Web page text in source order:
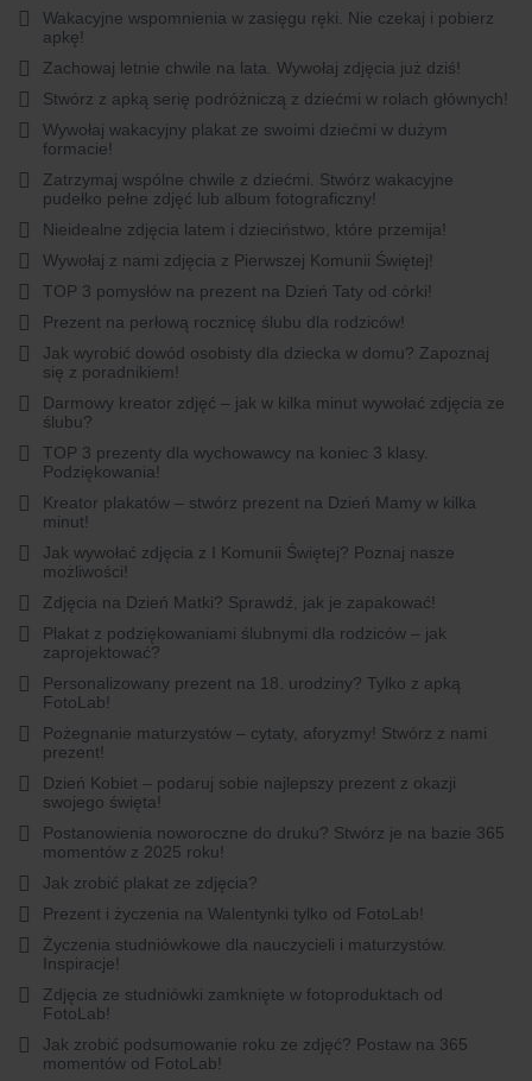
Wakacyjne wspomnienia w zasięgu ręki. Nie czekaj i pobierz
apkę!
Zachowaj letnie chwile na lata. Wywołaj zdjęcia już dziś!
Stwórz z apką serię podróżniczą z dziećmi w rolach głównych!
Wywołaj wakacyjny plakat ze swoimi dziećmi w dużym
formacie!
Zatrzymaj wspólne chwile z dziećmi. Stwórz wakacyjne
pudełko pełne zdjęć lub album fotograficzny!
Nieidealne zdjęcia latem i dzieciństwo, które przemija!
Wywołaj z nami zdjęcia z Pierwszej Komunii Świętej!
TOP 3 pomysłów na prezent na Dzień Taty od córki!
Prezent na perłową rocznicę ślubu dla rodziców!
Jak wyrobić dowód osobisty dla dziecka w domu? Zapoznaj
się z poradnikiem!
Darmowy kreator zdjęć – jak w kilka minut wywołać zdjęcia ze
ślubu?
TOP 3 prezenty dla wychowawcy na koniec 3 klasy.
Podziękowania!
Kreator plakatów – stwórz prezent na Dzień Mamy w kilka
minut!
Jak wywołać zdjęcia z I Komunii Świętej? Poznaj nasze
możliwości!
Zdjęcia na Dzień Matki? Sprawdź, jak je zapakować!
Plakat z podziękowaniami ślubnymi dla rodziców – jak
zaprojektować?
Personalizowany prezent na 18. urodziny? Tylko z apką
FotoLab!
Pożegnanie maturzystów – cytaty, aforyzmy! Stwórz z nami
prezent!
Dzień Kobiet – podaruj sobie najlepszy prezent z okazji
swojego święta!
Postanowienia noworoczne do druku? Stwórz je na bazie 365
momentów z 2025 roku!
Jak zrobić plakat ze zdjęcia?
Prezent i życzenia na Walentynki tylko od FotoLab!
Życzenia studniówkowe dla nauczycieli i maturzystów.
Inspiracje!
Zdjęcia ze studniówki zamknięte w fotoproduktach od
FotoLab!
Jak zrobić podsumowanie roku ze zdjęć? Postaw na 365
momentów od FotoLab!